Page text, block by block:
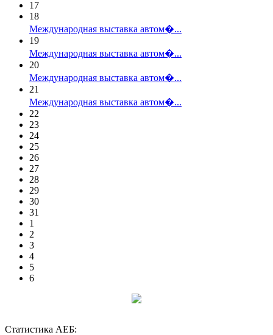
17
18
Международная выставка автом�...
19
Международная выставка автом�...
20
Международная выставка автом�...
21
Международная выставка автом�...
22
23
24
25
26
27
28
29
30
31
1
2
3
4
5
6
Статистика АЕБ: